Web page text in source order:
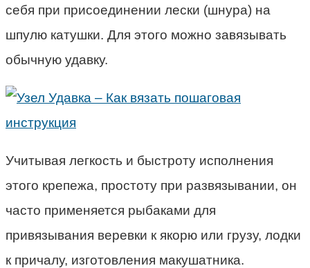
себя при присоединении лески (шнура) на
шпулю катушки. Для этого можно завязывать
обычную удавку.
Учитывая легкость и быстроту исполнения
этого крепежа, простоту при развязывании, он
часто применяется рыбаками для
привязывания веревки к якорю или грузу, лодки
к причалу, изготовления макушатника.